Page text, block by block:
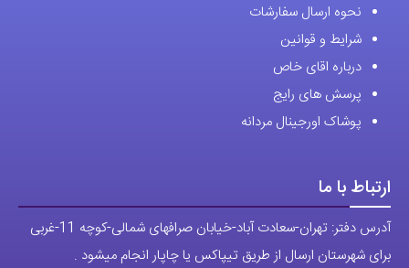
نحوه ارسال سفارشات
شرایط و قوانین
درباره اقای خاص
پرسش های رایج
پوشاک اورجینال مردانه
ارتباط با ما
آدرس دفتر: تهران-سعادت آباد-خیابان صرافهای شمالی-کوچه 11-غربی
برای شهرستان ارسال از طریق تیپاکس یا چاپار انجام میشود .